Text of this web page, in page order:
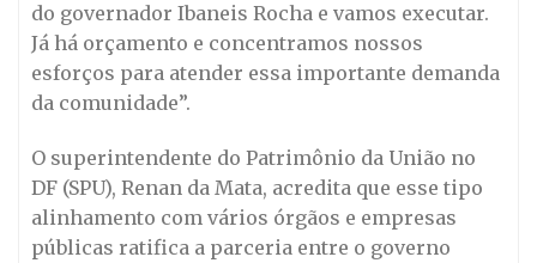
do governador Ibaneis Rocha e vamos executar.
Já há orçamento e concentramos nossos
esforços para atender essa importante demanda
da comunidade”.
O superintendente do Patrimônio da União no
DF (SPU), Renan da Mata, acredita que esse tipo
alinhamento com vários órgãos e empresas
públicas ratifica a parceria entre o governo